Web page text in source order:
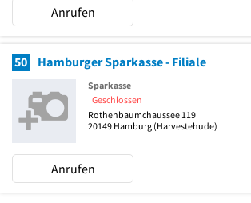
Anrufen
50 Hamburger Sparkasse - Filiale
Sparkasse
Geschlossen
Rothenbaumchaussee 119
20149 Hamburg (Harvestehude)
Anrufen